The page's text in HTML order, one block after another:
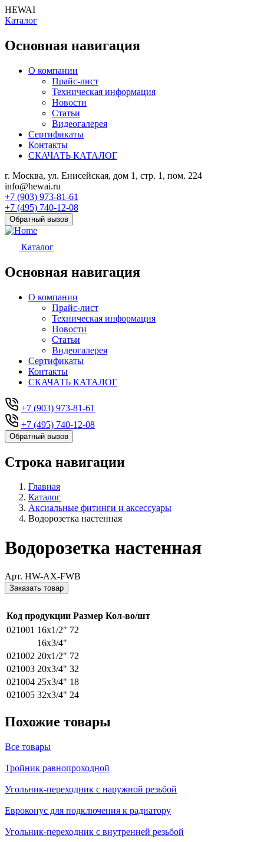
HEWAI
Каталог
Основная навигация
О компании
Прайс-лист
Техническая информация
Новости
Статьи
Видеогалерея
Сертификаты
Контакты
СКАЧАТЬ КАТАЛОГ
г. Москва, ул. Енисейская, дом 1, стр. 1, пом. 224
info@hewai.ru
+7 (903) 973-81-61
+7 (495) 740-12-08
Обратный вызов
Каталог
Основная навигация
О компании
Прайс-лист
Техническая информация
Новости
Статьи
Видеогалерея
Сертификаты
Контакты
СКАЧАТЬ КАТАЛОГ
+7 (903) 973-81-61
+7 (495) 740-12-08
Обратный вызов
Строка навигации
Главная
Каталог
Аксиальные фитинги и аксессуары
Водорозетка настенная
Водорозетка настенная
Арт. HW-AX-FWB
Заказать товар
Код продукции Размер Кол-во/шт
021001 16x1/2" 72
16x3/4"
021002 20x1/2" 72
021003 20x3/4" 32
021004 25x3/4" 18
021005 32x3/4" 24
Похожие товары
Все товары
Тройник равнопроходной
Угольник-переходник с наружной резьбой
Евроконус для подключения к радиатору
Угольник-переходник с внутренней резьбой